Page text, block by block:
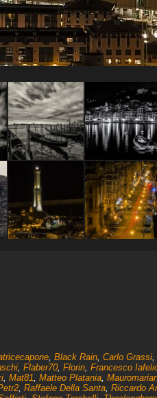
, Black Rain, Carlo Grassi,
, Flaber70, Florin, Francesco
, Mat81, Matteo Platania,
, Raffaele Della Santa, Riccardo